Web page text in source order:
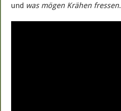
und was mögen Krähen fressen.